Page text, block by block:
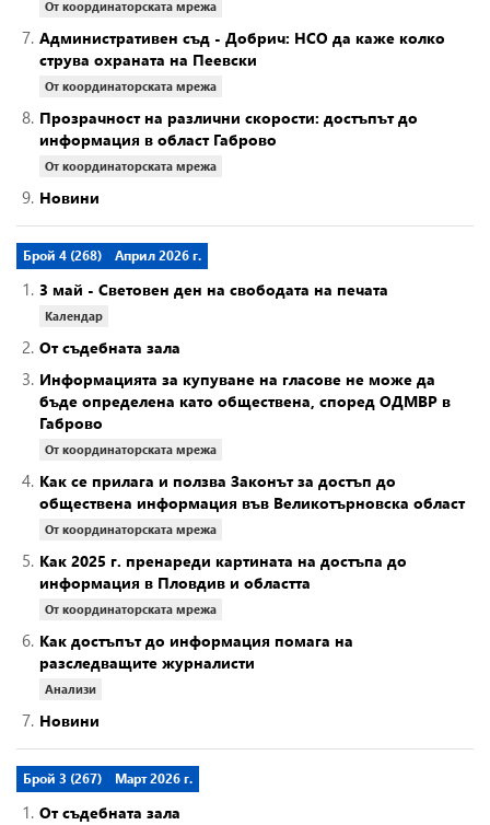
От координаторската мрежа
7. Административен съд - Добрич: НСО да каже колко
струва охраната на Пеевски
От координаторската мрежа
8. Прозрачност на различни скорости: достъпът до
информация в област Габрово
От координаторската мрежа
9. Новини
Брой 4 (268) Април 2026 г.
1. 3 май - Световен ден на свободата на печата
Календар
2. От съдебната зала
3. Информацията за купуване на гласове не може да
бъде определена като обществена, според ОДМВР в
Габрово
От координаторската мрежа
4. Как се прилага и ползва Законът за достъп до
обществена информация във Великотърновска област
От координаторската мрежа
5. Как 2025 г. пренареди картината на достъпа до
информация в Пловдив и областта
От координаторската мрежа
6. Как достъпът до информация помага на
разследващите журналисти
Анализи
7. Новини
Брой 3 (267) Март 2026 г.
1. От съдебната зала